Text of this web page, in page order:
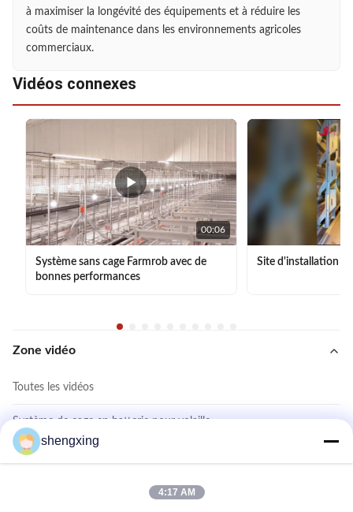
à maximiser la longévité des équipements et à réduire les
coûts de maintenance dans les environnements agricoles
commerciaux.
Vidéos connexes
00:06
Système sans cage Farmrob avec de
bonnes performances
Site d'installation
Zone vidéo
Toutes les vidéos
Système de cage en batterie pour volaille
Système sans cage
Système de cage de poulet à couches
shengxing
4:17 AM